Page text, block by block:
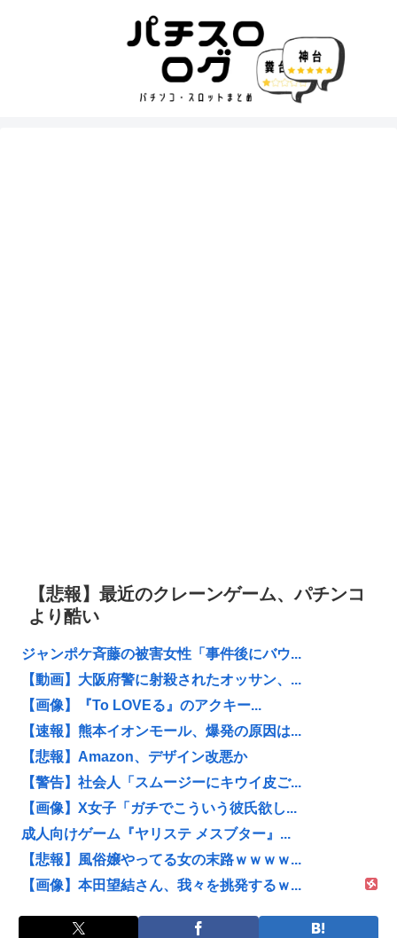
【悲報】最近のクレーンゲーム、パチンコ
より酷い
ジャンポケ斉藤の被害女性「事件後にバウ...
【動画】大阪府警に射殺されたオッサン、...
【画像】『To LOVEる』のアクキー...
【速報】熊本イオンモール、爆発の原因は...
【悲報】Amazon、デザイン改悪か
【警告】社会人「スムージーにキウイ皮ご...
【画像】X女子「ガチでこういう彼氏欲し...
成人向けゲーム『ヤリステ メスブター』...
【悲報】風俗嬢やってる女の末路ｗｗｗｗ...
【画像】本田望結さん、我々を挑発するｗ...